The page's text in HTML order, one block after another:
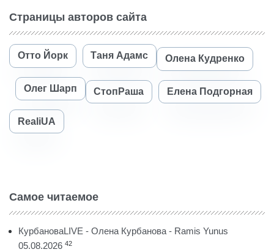
Страницы авторов сайта
Отто Йорк Таня Адамс Олена Кудренко
Олег Шарп СтопРаша Елена Подгорная
RealiUA
Самое читаемое
КурбановаLIVE - Олена Курбанова - Ramis Yunus
05.08.2026 42